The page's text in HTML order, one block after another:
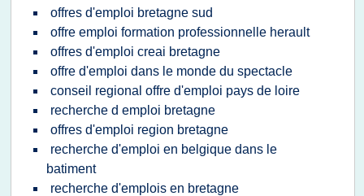
offres d'emploi bretagne sud
offre emploi formation professionnelle herault
offres d'emploi creai bretagne
offre d'emploi dans le monde du spectacle
conseil regional offre d'emploi pays de loire
recherche d emploi bretagne
offres d'emploi region bretagne
recherche d'emploi en belgique dans le
batiment
recherche d'emplois en bretagne